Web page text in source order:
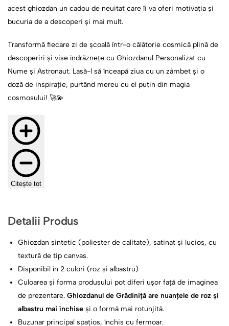
acest ghiozdan un cadou de neuitat care îi va oferi motivația și
bucuria de a descoperi și mai mult.
Transformă fiecare zi de școală într-o călătorie cosmică plină de
descoperiri și vise îndrăznețe cu Ghiozdanul Personalizat cu
Nume și Astronaut. Lasă-l să înceapă ziua cu un zâmbet și o
doză de inspirație, purtând mereu cu el puțin din magia
cosmosului! 🚀💫
Citește tot
Detalii Produs
Ghiozdan sintetic (poliester de calitate), satinat și lucios, cu
textură de tip canvas.
Disponibil în 2 culori (roz și albastru)
Culoarea și forma produsului pot diferi ușor față de imaginea
de prezentare. Ghiozdanul de Grădiniță are nuanțele de roz și
albastru mai închise și o formă mai rotunjită.
Buzunar principal spațios, închis cu fermoar.